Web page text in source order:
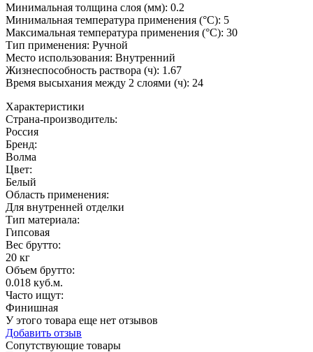
Минимальная толщина слоя (мм): 0.2
Минимальная температура применения (°C): 5
Максимальная температура применения (°C): 30
Тип применения: Ручной
Место использования: Внутренний
Жизнеспособность раствора (ч): 1.67
Время высыхания между 2 слоями (ч): 24
Характеристики
Страна-производитель:
Россия
Бренд:
Волма
Цвет:
Белый
Область применения:
Для внутренней отделки
Тип материала:
Гипсовая
Вес брутто:
20 кг
Объем брутто:
0.018 куб.м.
Часто ищут:
Финишная
У этого товара еще нет отзывов
Добавить отзыв
Сопутствующие товары